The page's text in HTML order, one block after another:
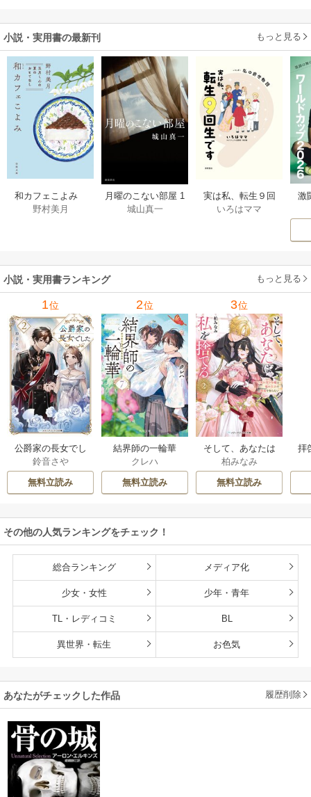
小説・実用書の最新刊 もっと見る
和カフェこよみ
五月くんの夏のお
野村美月
月曜のこない部屋 1
巻
城山真一
実は私、転生９回
生です マンガ
いろはママ
激
小説・実用書ランキング もっと見る
1位
公爵家の長女でし
た
鈴音さや
無料立読み
2位
結界師の一輪華
クレハ
無料立読み
3位
そして、あなたは
私を捨てる
柏みなみ
無料立読み
拝
その他の人気ランキングをチェック！
総合ランキング メディア化
少女・女性 少年・青年
TL・レディコミ BL
異世界・転生 お色気
あなたがチェックした作品 履歴削除